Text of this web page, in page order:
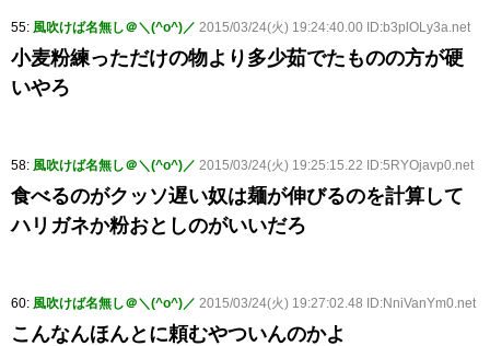
55: 風吹けば名無し＠＼(^o^)／ 2015/03/24(火) 19:24:40.00 ID:b3plOLy3a.net
小麦粉練っただけの物より多少茹でたものの方が硬
いやろ
58: 風吹けば名無し＠＼(^o^)／ 2015/03/24(火) 19:25:15.22 ID:5RYOjavp0.net
食べるのがクッソ遅い奴は麺が伸びるのを計算して
ハリガネか粉おとしのがいいだろ
60: 風吹けば名無し＠＼(^o^)／ 2015/03/24(火) 19:27:02.48 ID:NniVanYm0.net
こんなんほんとに頼むやついんのかよ